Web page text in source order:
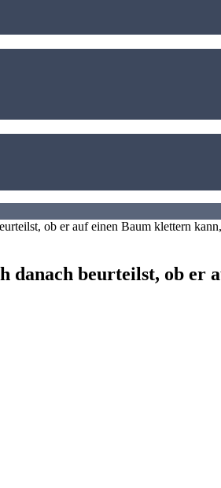
danach beurteilst, ob